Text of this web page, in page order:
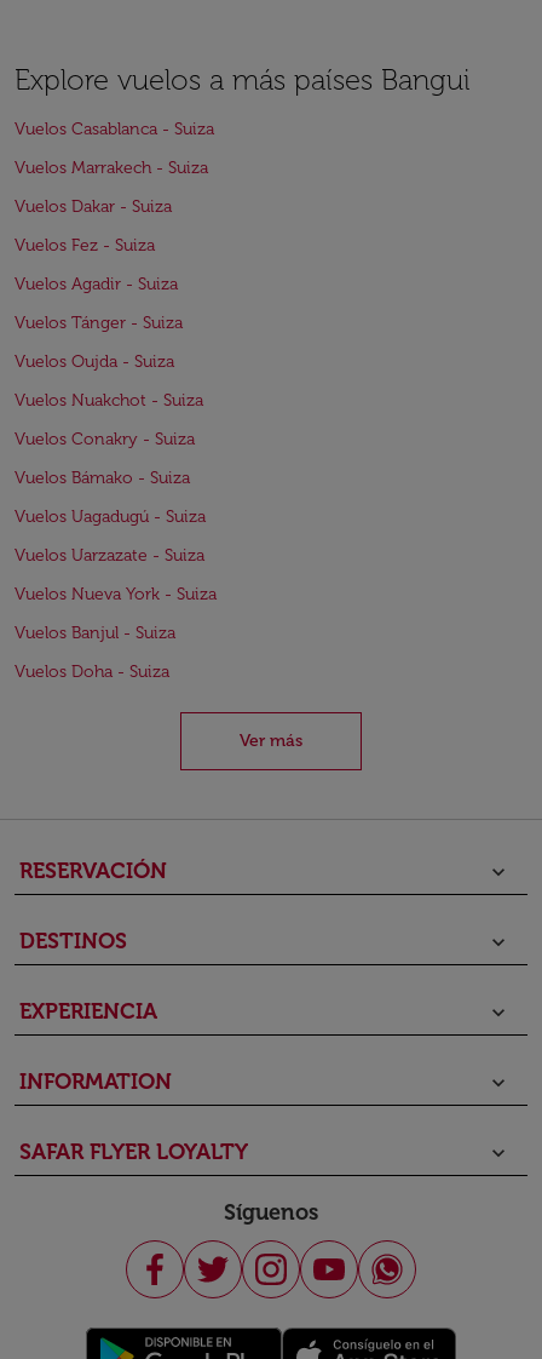
Explore vuelos a más países Bangui
Vuelos Casablanca - Suiza
Vuelos Marrakech - Suiza
Vuelos Dakar - Suiza
Vuelos Fez - Suiza
Vuelos Agadir - Suiza
Vuelos Tánger - Suiza
Vuelos Oujda - Suiza
Vuelos Nuakchot - Suiza
Vuelos Conakry - Suiza
Vuelos Bámako - Suiza
Vuelos Uagadugú - Suiza
Vuelos Uarzazate - Suiza
Vuelos Nueva York - Suiza
Vuelos Banjul - Suiza
Vuelos Doha - Suiza
Ver más
RESERVACIÓN keyboard_arrow_down
DESTINOS keyboard_arrow_down
EXPERIENCIA keyboard_arrow_down
INFORMATION keyboard_arrow_down
SAFAR FLYER LOYALTY keyboard_arrow_down
Síguenos